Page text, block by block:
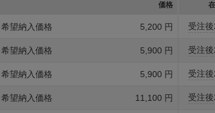
価格
希望納入価格 5,200 円 受注
希望納入価格 5,900 円 受注
希望納入価格 5,900 円 受注
希望納入価格 11,100 円 受注